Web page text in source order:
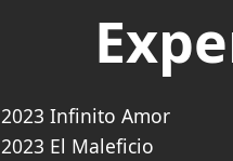
2023 Infinito Amor
2023 El Maleficio